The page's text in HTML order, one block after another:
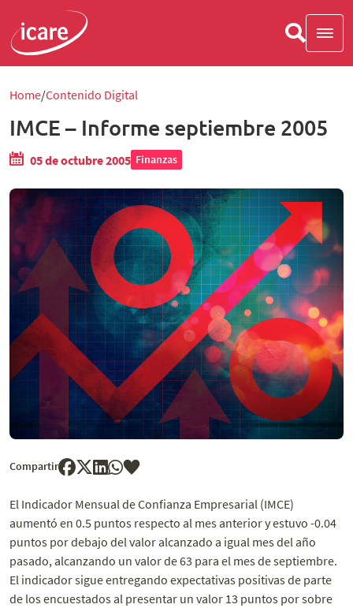
Home Contenido Digital
IMCE – Informe septiembre 2005
05 de octubre 2005 Finanzas
Compartir
El Indicador Mensual de Confianza Empresarial (IMCE)
aumentó en 0.5 puntos respecto al mes anterior y estuvo -0.04
puntos por debajo del valor alcanzado a igual mes del año
pasado, alcanzando un valor de 63 para el mes de septiembre.
El indicador sigue entregando expectativas positivas de parte
de los encuestados al presentar un valor 13 puntos por sobre